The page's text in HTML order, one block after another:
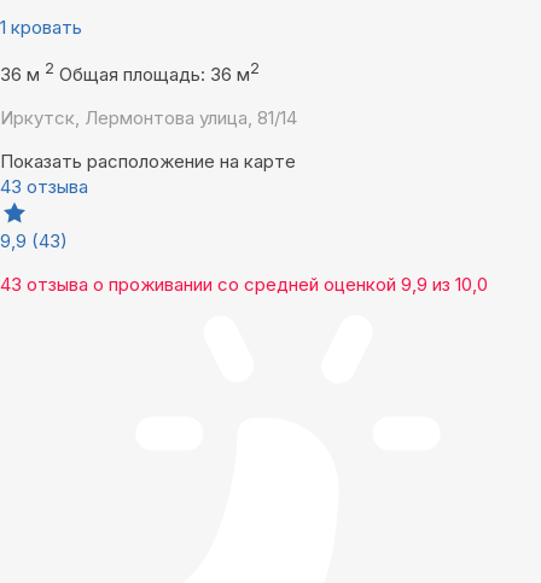
1 кровать
36 м 2 Общая площадь: 36 м2
Иркутск, Лермонтова улица, 81/14
Показать расположение на карте
43 отзыва
9,9 (43)
43 отзыва о проживании со средней оценкой 9,9 из 10,0